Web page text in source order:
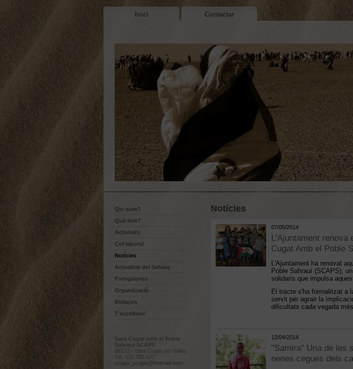
Inici Contactar
Qui som?
Què fem?
Activitats
Col·labora!
Notícies
Actualitat del Sahara
Fotogaleries
Organització
Enllaços
T'escoltem!
Sant Cugat amb el Poble
Sahraui SCAPS
08172 - Sant Cugat del Vallès
Tel. 616 385 107
scaps_scaps@hotmail.com
Notícies
07/05/2014
L'Ajuntament renova
Cugat Amb el Poble
L'Ajuntament ha renovat
Poble Sahrauí (SCAPS),
solidaris que impulsa
El tracte s'ha formalitzat a
servit per agrair la
dificultats cada vegada
12/04/2014
"Samira" Una de les
nenes cegues dels